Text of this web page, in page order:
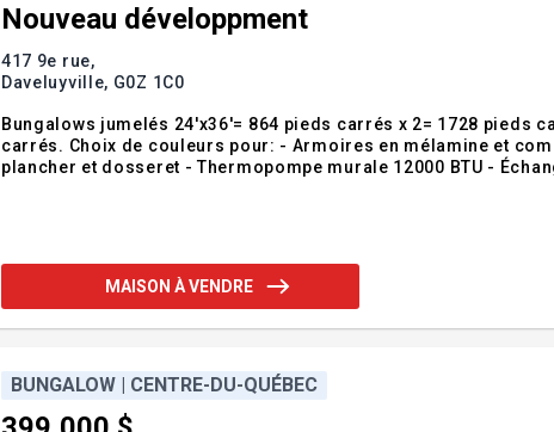
Nouveau développment
417 9e rue,
Daveluyville, G0Z 1C0
Bungalows jumelés 24'x36'= 864 pieds carrés x 2= 1728 pieds
carrés. Choix de couleurs pour: - Armoires en mélamine et
plancher et dosseret - Thermopompe murale 12000 BTU -
MAISON À VENDRE
BUNGALOW | CENTRE-DU-QUÉBEC